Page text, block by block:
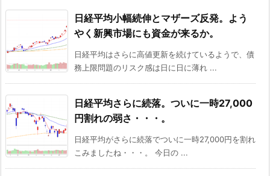
日経平均小幅続伸とマザーズ反発。よう
やく新興市場にも資金が来るか。
日経平均はさらに高値更新を続けているようで、債
務上限問題のリスク感は日に日に薄れ ...
日経平均さらに続落。ついに一時27,000
円割れの弱さ・・・。
日経平均がさらに続落でついに一時27,000円を割れ
こみましたね・・・。 今日の ...